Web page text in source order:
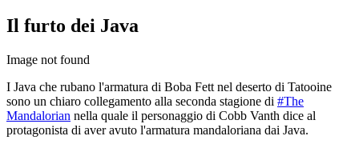
Il furto dei Java
Image not found
I Java che rubano l'armatura di Boba Fett nel deserto di Tatooine
sono un chiaro collegamento alla seconda stagione di #The
Mandalorian nella quale il personaggio di Cobb Vanth dice al
protagonista di aver avuto l'armatura mandaloriana dai Java.